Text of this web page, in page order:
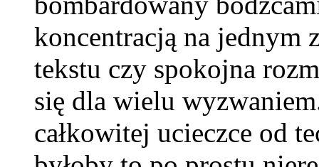
koncentracją na jednym
tekstu czy spokojna
się dla wielu
całkowitej ucieczce od